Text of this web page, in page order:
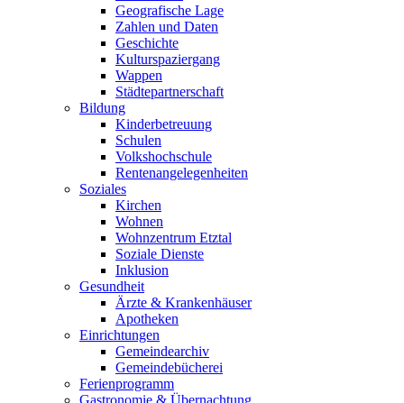
Geografische Lage
Zahlen und Daten
Geschichte
Kulturspaziergang
Wappen
Städtepartnerschaft
Bildung
Kinderbetreuung
Schulen
Volkshochschule
Rentenangelegenheiten
Soziales
Kirchen
Wohnen
Wohnzentrum Etztal
Soziale Dienste
Inklusion
Gesundheit
Ärzte & Krankenhäuser
Apotheken
Einrichtungen
Gemeindearchiv
Gemeindebücherei
Ferienprogramm
Gastronomie & Übernachtung